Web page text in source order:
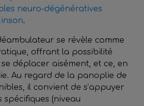
neuro-dégénératives
.
se révèle comme
offrant la possibilité
déplacer aisément, et ce, en
Au regard de la panoplie de
il convient de s’appuyer
spécifiques (niveau